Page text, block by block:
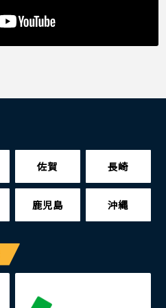
佐賀 長崎
鹿児島 沖縄